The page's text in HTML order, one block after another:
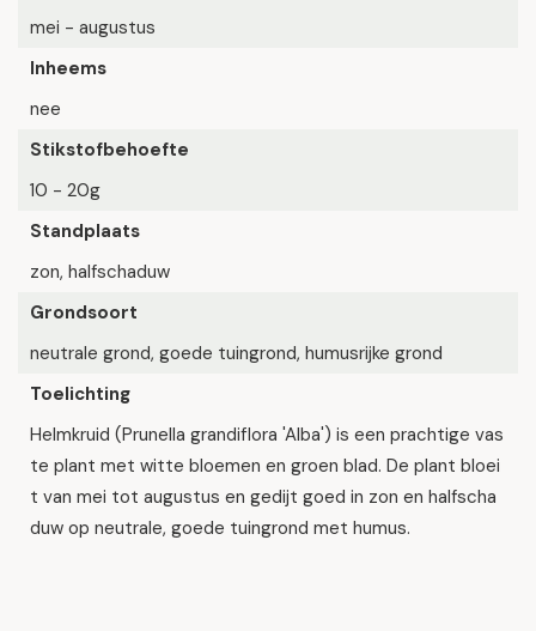
mei - augustus
Inheems
nee
Stikstofbehoefte
10 - 20g
Standplaats
zon, halfschaduw
Grondsoort
neutrale grond, goede tuingrond, humusrijke grond
Toelichting
Helmkruid (Prunella grandiflora 'Alba') is een prachtige vas
te plant met witte bloemen en groen blad. De plant bloei
t van mei tot augustus en gedijt goed in zon en halfscha
duw op neutrale, goede tuingrond met humus.